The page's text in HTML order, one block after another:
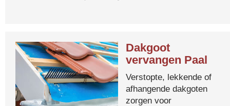
Dakgoot
vervangen Paal
Verstopte, lekkende of
afhangende dakgoten
zorgen voor